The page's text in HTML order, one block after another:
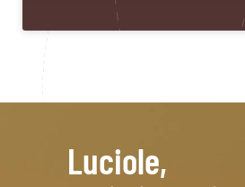
Luciole,